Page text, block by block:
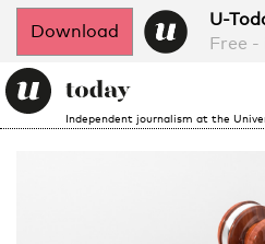
Download
U-
Free -
Independent journalism at the